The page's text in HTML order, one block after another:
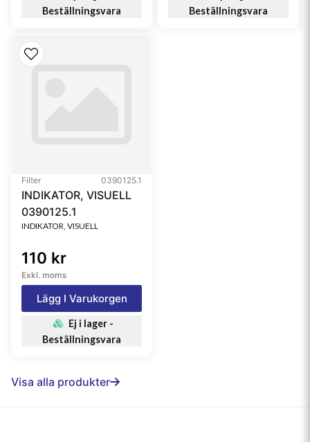
Beställningsvara
Beställningsvara
Filter 0390125.1
INDIKATOR, VISUELL
0390125.1
INDIKATOR, VISUELL
110 kr
Exkl. moms
Lägg I Varukorgen
Ej i lager -
Beställningsvara
Visa alla produkter